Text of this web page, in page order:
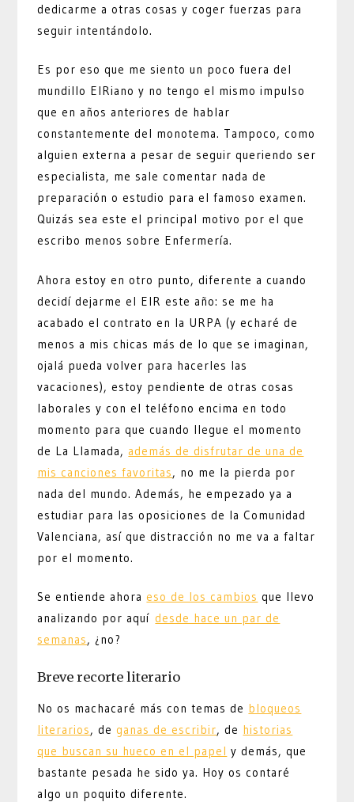
dedicarme a otras cosas y coger fuerzas para
seguir intentándolo.
Es por eso que me siento un poco fuera del
mundillo EIRiano y no tengo el mismo impulso
que en años anteriores de hablar
constantemente del monotema. Tampoco, como
alguien externa a pesar de seguir queriendo ser
especialista, me sale comentar nada de
preparación o estudio para el famoso examen.
Quizás sea este el principal motivo por el que
escribo menos sobre Enfermería.
Ahora estoy en otro punto, diferente a cuando
decidí dejarme el EIR este año: se me ha
acabado el contrato en la URPA (y echaré de
menos a mis chicas más de lo que se imaginan,
ojalá pueda volver para hacerles las
vacaciones), estoy pendiente de otras cosas
laborales y con el teléfono encima en todo
momento para que cuando llegue el momento
de La Llamada,además de disfrutar de una de
mis canciones favoritas, no me la pierda por
nada del mundo. Además, he empezado ya a
estudiar para las oposiciones de la Comunidad
Valenciana, así que distracción no me va a faltar
por el momento.
Se entiende ahora eso de los cambios que llevo
analizando por aquídesde hace un par de
semanas, ¿no?
Breve recorte literario
No os machacaré más con temas de bloqueos
literarios, deganas de escribir, de historias
que buscan su hueco en el papel y demás, que
bastante pesada he sido ya. Hoy os contaré
algo un poquito diferente.